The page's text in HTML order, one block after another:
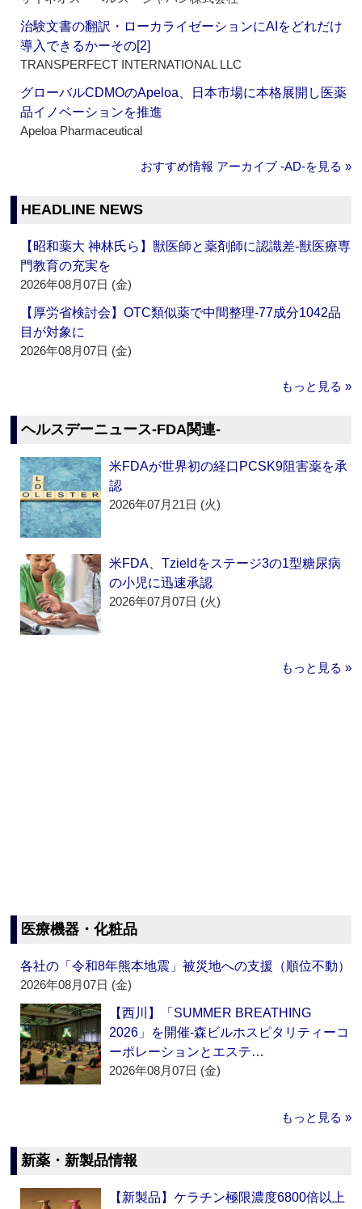
治験文書の翻訳・ローカライゼーションにAIをどれだけ
導入できるかーその[2]
TRANSPERFECT INTERNATIONAL LLC
グローバルCDMOのApeloa、日本市場に本格展開し医薬
品イノベーションを推進
Apeloa Pharmaceutical
おすすめ情報 アーカイブ ‐AD‐を見る »
HEADLINE NEWS
【昭和薬大 神林氏ら】獣医師と薬剤師に認識差‐獣医療専
門教育の充実を
2026年08月07日 (金)
【厚労省検討会】OTC類似薬で中間整理‐77成分1042品
目が対象に
2026年08月07日 (金)
もっと見る »
ヘルスデーニュース‐FDA関連‐
米FDAが世界初の経口PCSK9阻害薬を承
認
2026年07月21日 (火)
米FDA、Tzieldをステージ3の1型糖尿病
の小児に迅速承認
2026年07月07日 (火)
もっと見る »
医療機器・化粧品
各社の「令和8年熊本地震」被災地への支援（順位不動）
2026年08月07日 (金)
【西川】「SUMMER BREATHING
2026」を開催‐森ビルホスピタリティーコ
ーポレーションとエステ…
2026年08月07日 (金)
もっと見る »
新薬・新製品情報
【新製品】ケラチン極限濃度6800倍以上